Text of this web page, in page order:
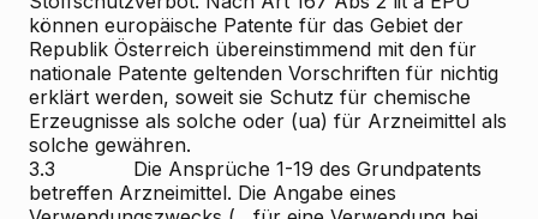
können europäische Patente für das Gebiet der
Republik Österreich übereinstimmend mit den für
nationale Patente geltenden Vorschriften für nichtig
erklärt werden, soweit sie Schutz für chemische
Erzeugnisse als solche oder (ua) für Arzneimittel als
solche gewähren.
3.3 Die Ansprüche 1-19 des Grundpatents
betreffen Arzneimittel. Die Angabe eines